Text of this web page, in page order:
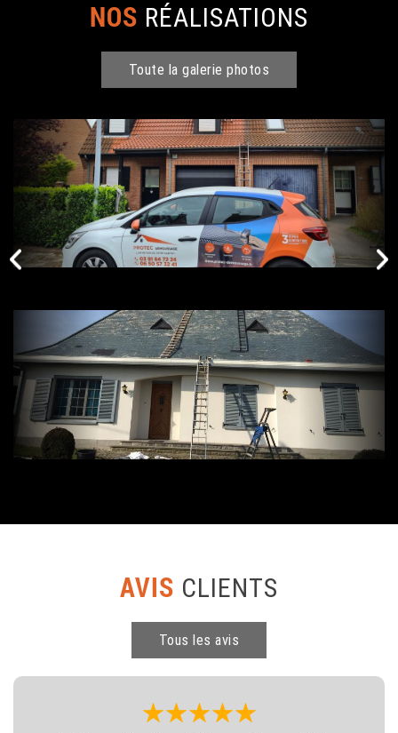
NOS RÉALISATIONS
Toute la galerie photos
AVIS CLIENTS
Tous les avis